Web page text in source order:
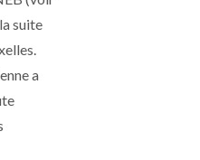
suite
a